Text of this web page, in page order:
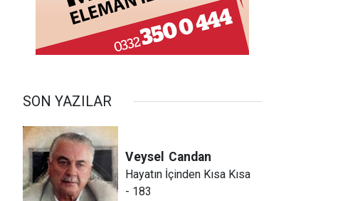
SON YAZILAR
Veysel Candan
Hayatın İçinden Kısa Kısa
- 183